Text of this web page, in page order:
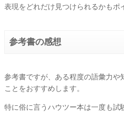
表現をどれだけ見つけられるかもポ
参考書の感想
参考書ですが、ある程度の語彙力や
ことをおすすめします。
特に俗に言うハウツー本は一度も試